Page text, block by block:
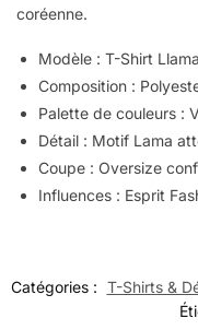
coréenne.
Modèle : T-Shirt
Composition :
Palette de couleurs :
Détail : Motif Lama
Coupe : Oversize
Influences : Esprit
Catégories : T-Shirts &